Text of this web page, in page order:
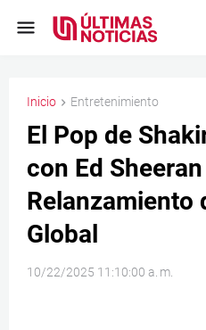
Inicio Entretenimiento
El Pop de
con Ed
Relanzamiento
Global
10/22/2025 11:10:00 a. m.